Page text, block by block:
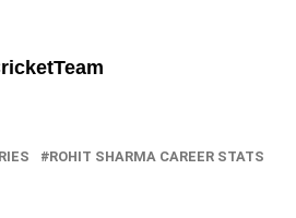
ROHIT SHARMA CAREER STATS